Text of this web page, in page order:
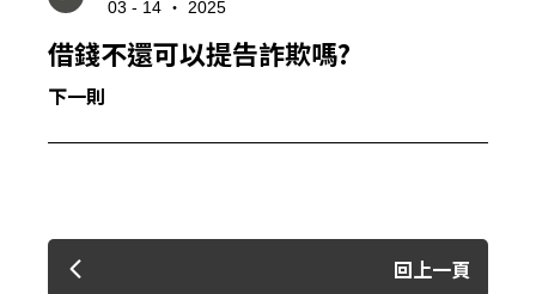
03 - 14 ‧ 2025
借錢不還可以提告詐欺嗎?
下一則
回上一頁